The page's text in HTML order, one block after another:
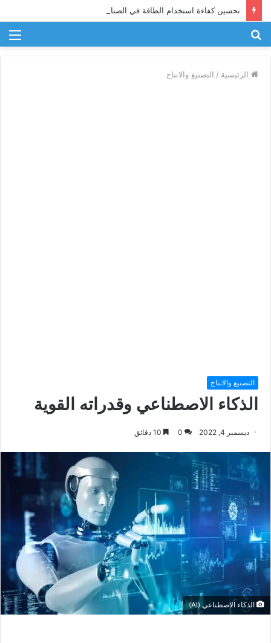
تحسين كفاءة استخدام الطاقة في الصناعة
الرئيسية / التصنيع والانتاج
التصنيع والانتاج
الذكاء الاصطناعي وقدراته القوية
ديسمبر 4, 2022 0
الذكاء الاصطناعي (AI)